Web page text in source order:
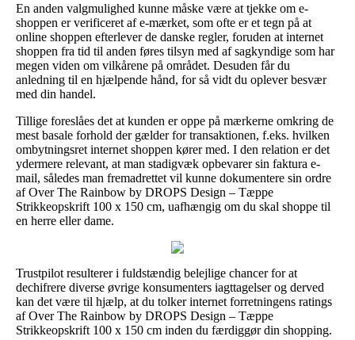
En anden valgmulighed kunne måske være at tjekke om e-
shoppen er verificeret af e-mærket, som ofte er et tegn på at
online shoppen efterlever de danske regler, foruden at internet
shoppen fra tid til anden føres tilsyn med af sagkyndige som har
megen viden om vilkårene på området. Desuden får du
anledning til en hjælpende hånd, for så vidt du oplever besvær
med din handel.
Tillige foreslåes det at kunden er oppe på mærkerne omkring de
mest basale forhold der gælder for transaktionen, f.eks. hvilken
ombytningsret internet shoppen kører med. I den relation er det
ydermere relevant, at man stadigvæk opbevarer sin faktura e-
mail, således man fremadrettet vil kunne dokumentere sin ordre
af Over The Rainbow by DROPS Design – Tæppe
Strikkeopskrift 100 x 150 cm, uafhængig om du skal shoppe til
en herre eller dame.
Trustpilot resulterer i fuldstændig belejlige chancer for at
dechifrere diverse øvrige konsumenters iagttagelser og derved
kan det være til hjælp, at du tolker internet forretningens ratings
af Over The Rainbow by DROPS Design – Tæppe
Strikkeopskrift 100 x 150 cm inden du færdiggør din shopping.